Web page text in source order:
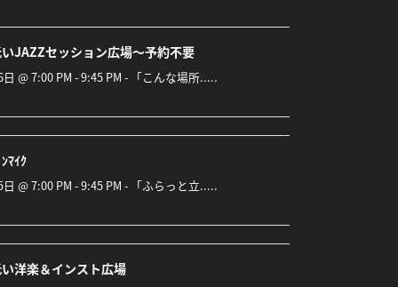
JAZZセッション広場～予約不要
@ 7:00 PM - 9:45 PM - 「こんな場所.....
ﾏｲｸ
@ 7:00 PM - 9:45 PM - 「ふらっと立.....
洋楽＆インスト広場